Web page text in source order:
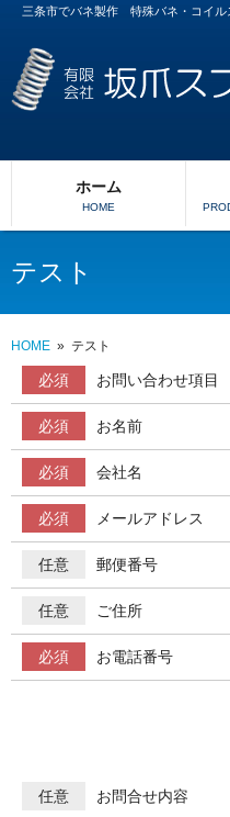
三条市でバネ製作 特殊バネ・コイル
ホーム
HOME
テスト
HOME » テスト
必須 お問い合わせ項目
必須 お名前
必須 会社名
必須 メールアドレス
任意 郵便番号
任意 ご住所
必須 お電話番号
任意 お問合せ内容